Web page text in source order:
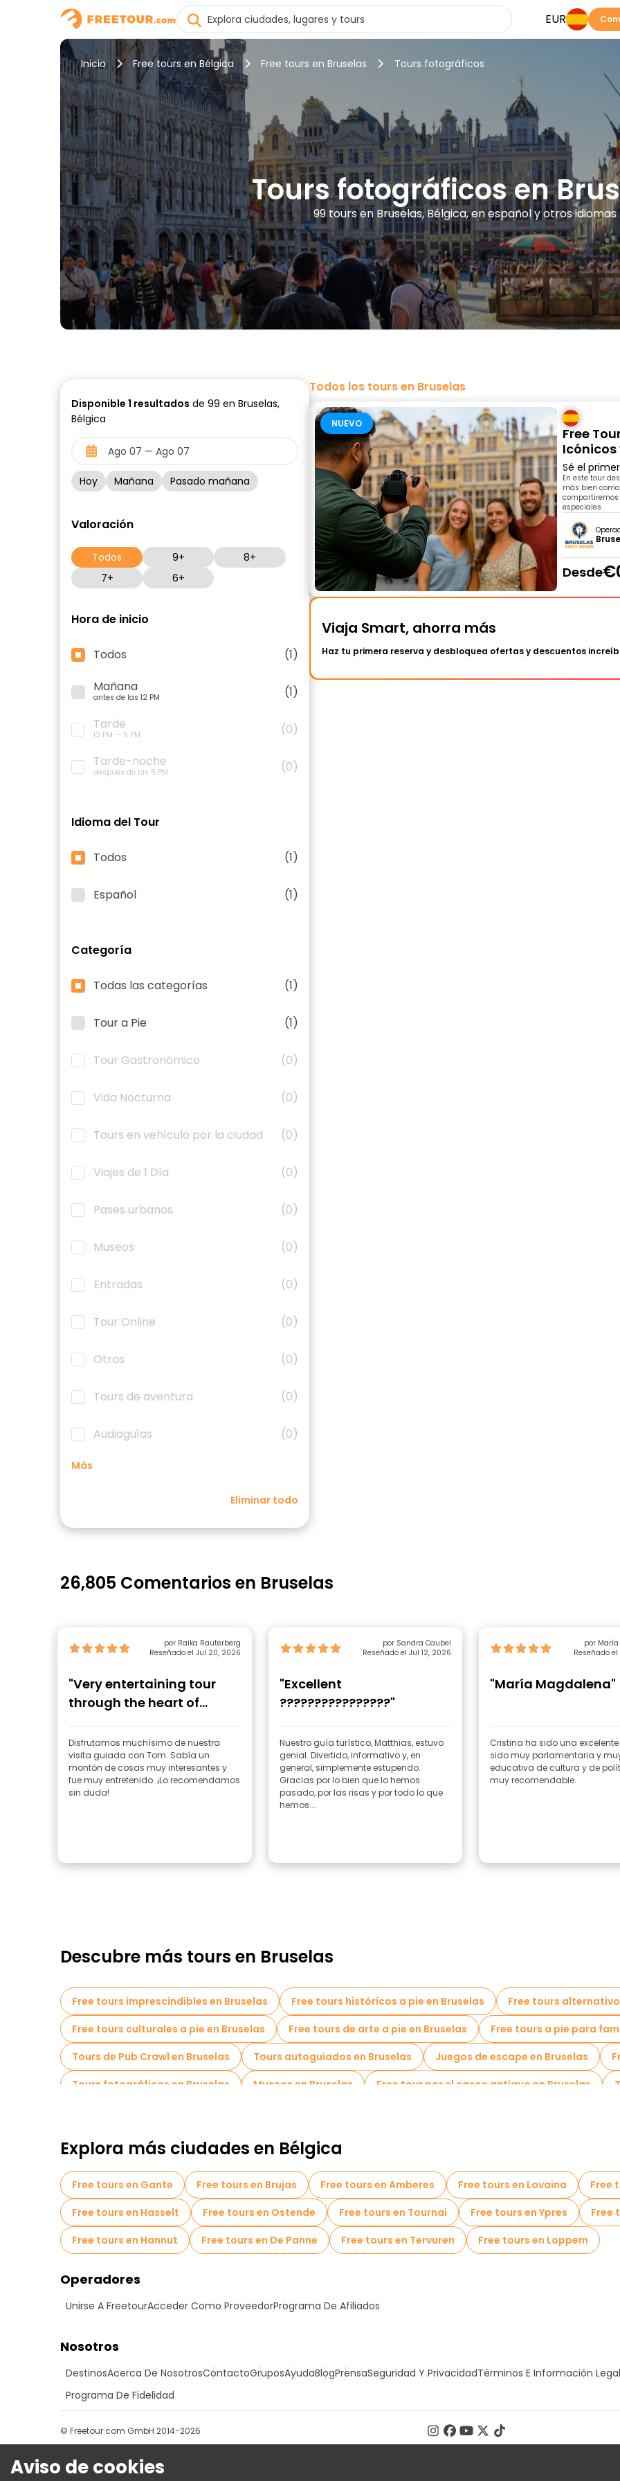
EUR
Inicio Free tours en Bélgica Free tours en Bruselas Tours fotográficos
Tours fotográficos en
99 tours en Bruselas, Bélgica, en español y otros idiomas
Disponible 1 resultados de 99 en Bruselas,
Bélgica
Hoy Mañana Pasado mañana
Valoración
Todos 9+
8+
7+
6+
Hora de inicio
Todos
(1)
Mañana
antes de las 12 PM
(1)
Tarde
12 PM — 5 PM
(0)
Tarde-noche
después de las 5 PM (0)
Idioma del Tour
Todos (1)
Español (1)
Categoría
Todas las categorías (1)
Tour a Pie (1)
Tour Gastronómico (0)
Vida Nocturna (0)
Tours en vehículo por la ciudad (0)
Viajes de 1 Día (0)
Pases urbanos (0)
Museos (0)
Entradas (0)
Tour Online (0)
Otros (0)
Tours de aventura (0)
Audioguías (0)
Más
Eliminar todo
Todos los tours en Bruselas
NUEVO
Free
Icónicos
Sé el
En este tour
más bien
compartiremos
especiales.
Desde
Viaja Smart, ahorra más
Haz tu primera reserva y desbloquea ofertas y descuentos
26,805 Comentarios en Bruselas
por Raika Rauterberg
Reseñado el Jul 20, 2026
"Very entertaining tour
through the heart of
Brussels"
Disfrutamos muchísimo de nuestra
visita guiada con Tom. Sabía un
montón de cosas muy interesantes y
fue muy entretenido. ¡Lo recomendamos
sin duda!
por Sandra Caubel
Reseñado el Jul 12, 2026
"Excellent
????????????????"
Nuestro guía turístico, Matthias, estuvo
genial. Divertido, informativo y, en
general, simplemente estupendo.
Gracias por lo bien que lo hemos
pasado, por las risas y por todo lo que
hemos...
por
Reseñado
"María Magdalena"
Cristina ha sido una
sido muy parlamentaria y
educativa de cultura y de
muy recomendable.
Descubre más tours en Bruselas
Free tours imprescindibles en Bruselas Free tours históricos a pie en Bruselas
Free tours
Free tours culturales a pie en Bruselas
Free tours de arte a pie en Bruselas
Free tours a pie para
Tours de Pub Crawl en Bruselas
Tours autoguiados en Bruselas Juegos de escape en Bruselas
Tours fotográficos en Bruselas
Museos en Bruselas Free tour por el casco antiguo en Bruselas
Free tours nocturnos a pie en Bruselas
Tours en bicicleta en Bruselas
Free tours cerca Manneken Pis
Free tours cerca Musical Instruments Museum
Explora más ciudades en Bélgica
Free tours en Gante Free tours en Brujas Free tours en Amberes Free tours en Lovaina
Free
Free tours en Hasselt
Free tours en Ostende Free tours en Tournai Free tours en Ypres
Free
Free tours en Hannut
Free tours en De Panne Free tours en Tervuren Free tours en Loppem
Operadores
Unirse A FreetourAcceder Como ProveedorPrograma De Afiliados
Nosotros
DestinosAcerca De NosotrosContactoGruposAyudaBlogPrensaSeguridad Y PrivacidadTérminos E Información Legal
Programa De Fidelidad
© Freetour.com GmbH 2014-2026
Aviso de cookies